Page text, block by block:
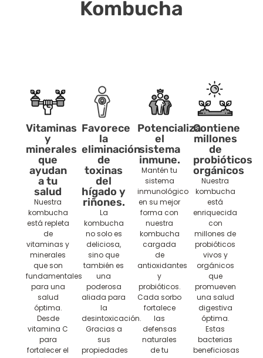
Kombucha
Vitaminas
y
minerales
que
ayudan
a tu
salud
Nuestra
kombucha
está repleta
de
vitaminas y
minerales
que son
fundamentales
para una
salud
óptima.
Desde
vitamina C
para
fortalecer el
Favorece
la
eliminación
de
toxinas
del
hígado y
riñones.
La
kombucha
no solo es
deliciosa,
sino que
también es
una
poderosa
aliada para
la
desintoxicación.
Gracias a
sus
propiedades
Potencializa
el
sistema
inmune.
Mantén tu
sistema
inmunológico
en su mejor
forma con
nuestra
kombucha
cargada
de
antioxidantes
y
probióticos.
Cada sorbo
fortalece
las
defensas
naturales
de tu
Contiene
millones
de
probióticos
orgánicos
Nuestra
kombucha
está
enriquecida
con
millones de
probióticos
vivos y
orgánicos
que
promueven
una salud
digestiva
óptima.
Estas
bacterias
beneficiosas